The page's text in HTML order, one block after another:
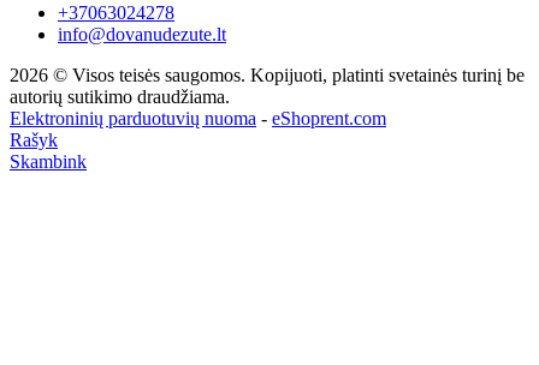
+37063024278
info@dovanudezute.lt
2026 © Visos teisės saugomos. Kopijuoti, platinti svetainės turinį be
autorių sutikimo draudžiama.
Elektroninių parduotuvių nuoma - eShoprent.com
Rašyk
Skambink